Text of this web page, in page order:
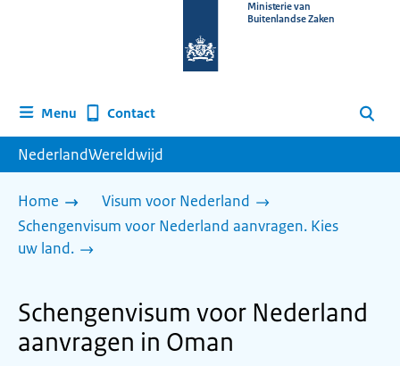
homepage
Ministerie van
Buitenlandse Zaken
Menu Contact Zoeken
NederlandWereldwijd
Home
Visum voor Nederland
Schengenvisum voor Nederland aanvragen. Kies
uw land.
Schengenvisum voor Nederland
aanvragen in Oman